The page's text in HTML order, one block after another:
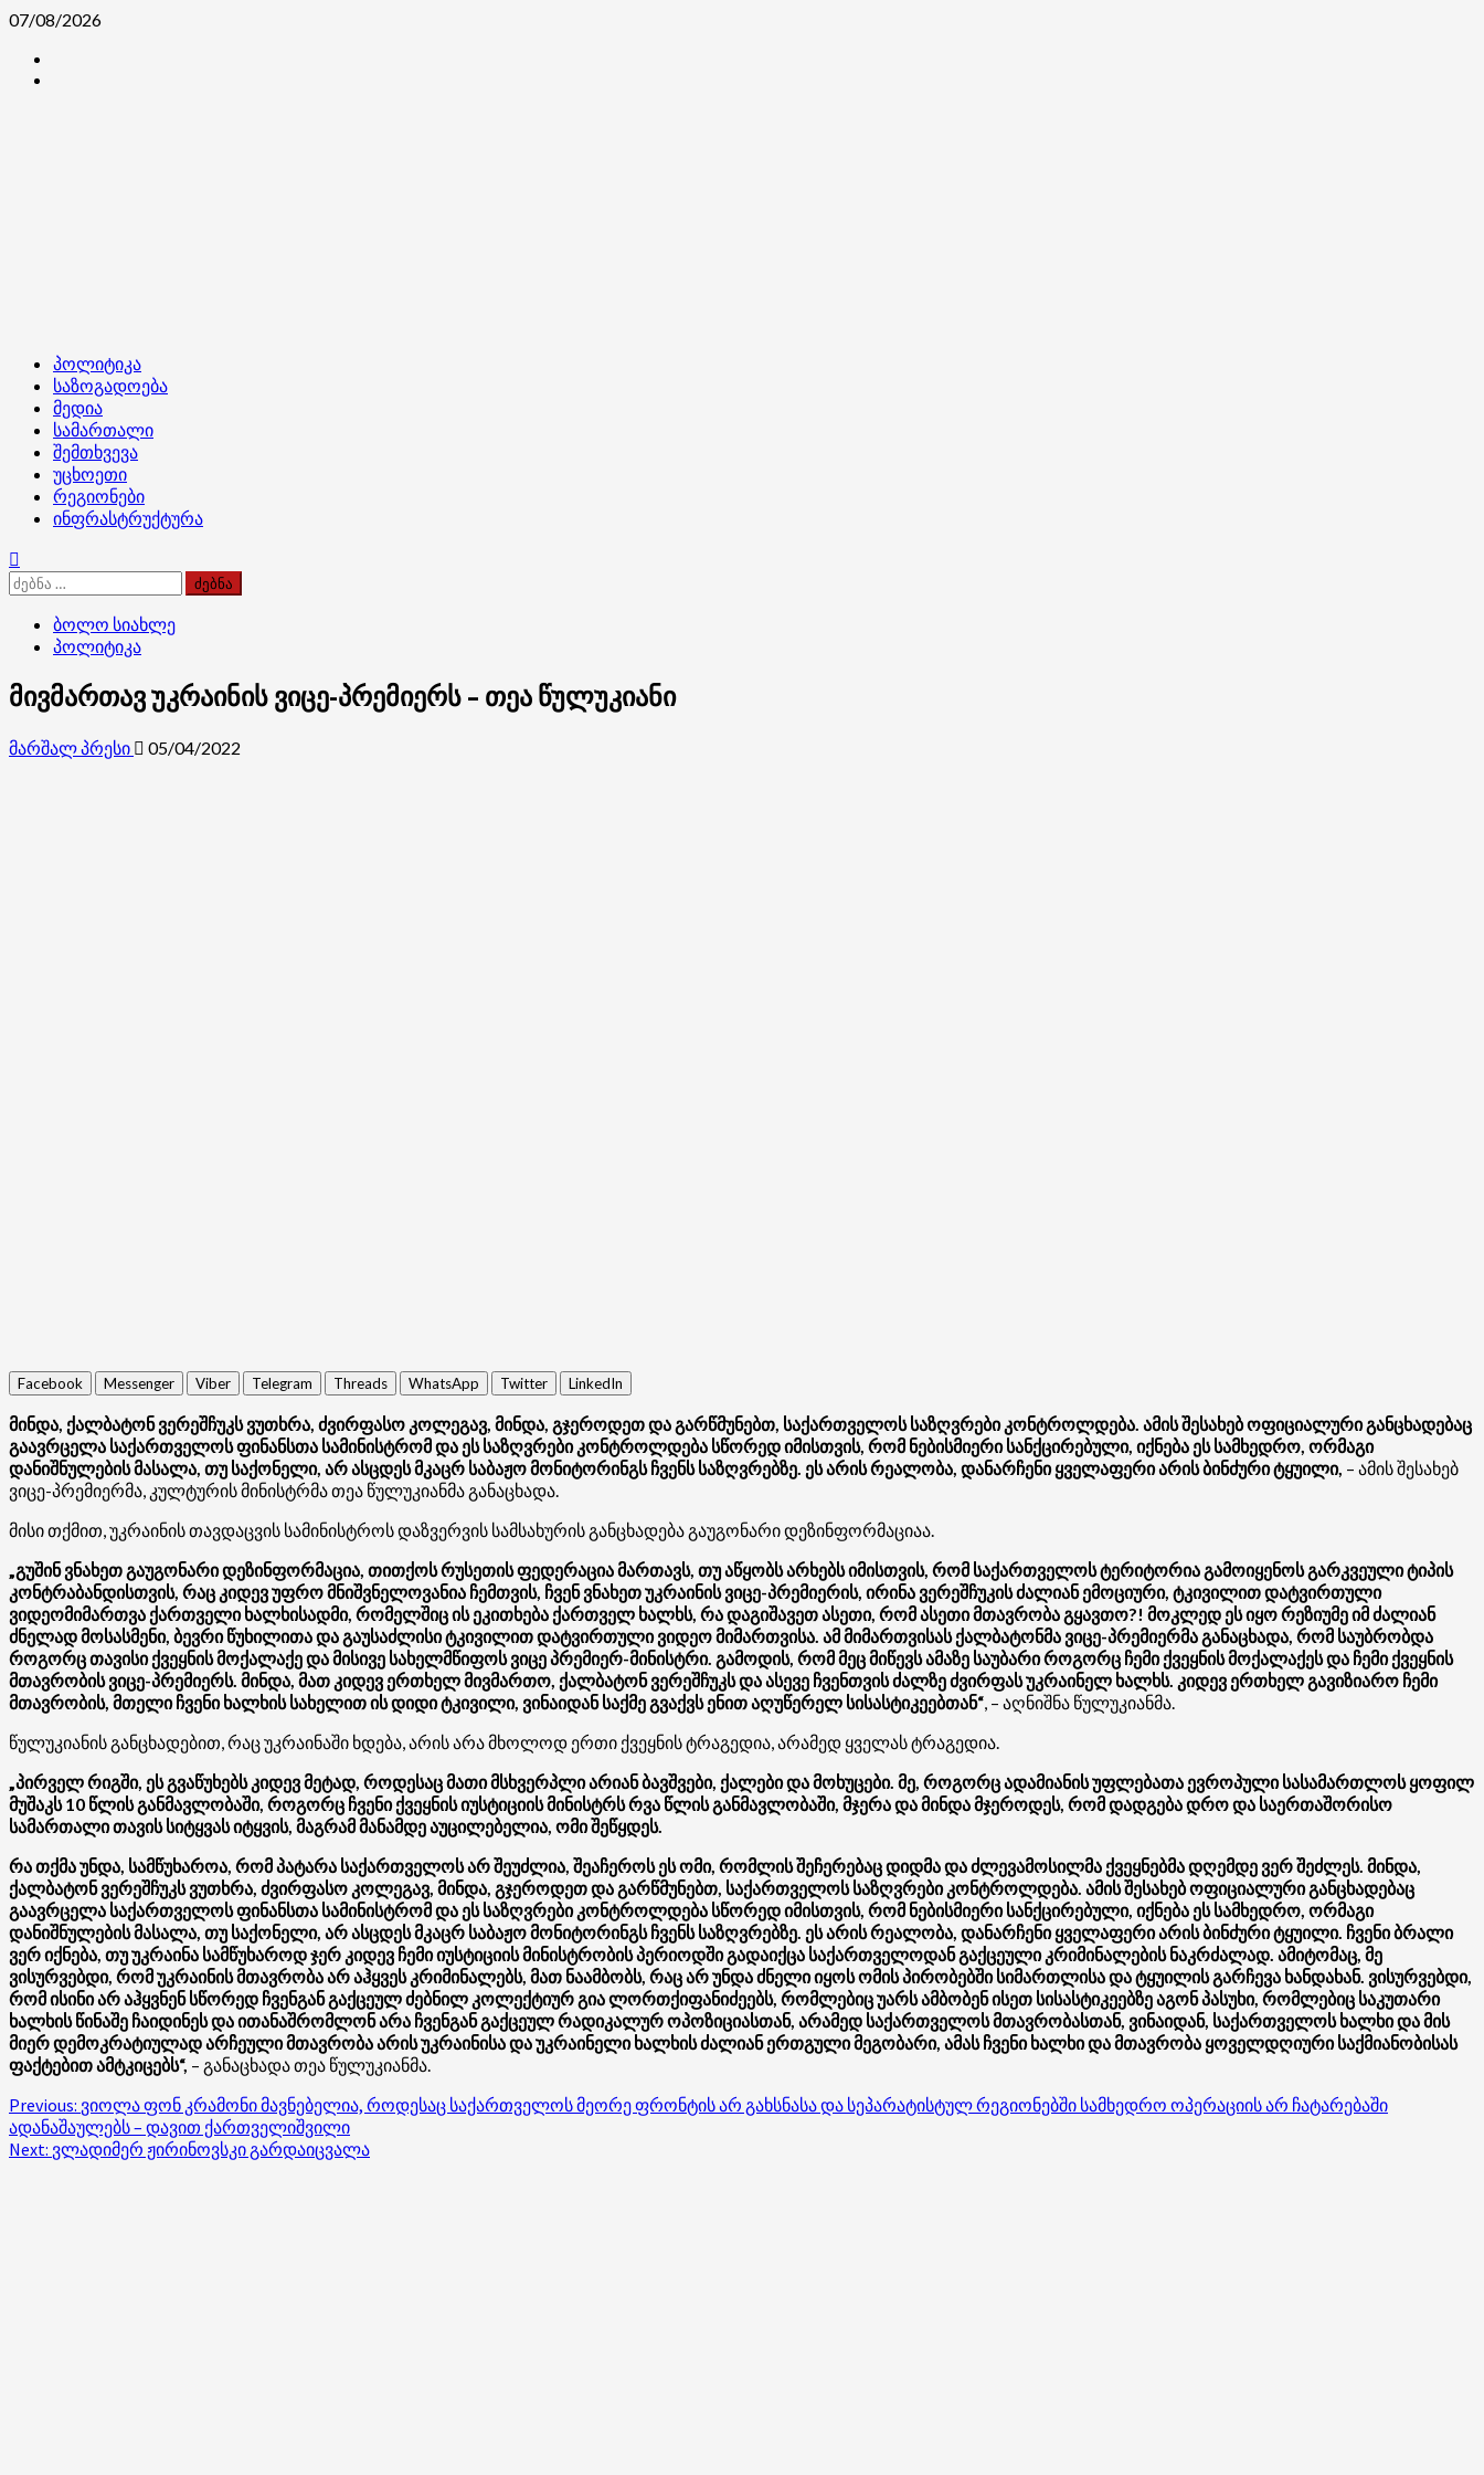
Skip
content
07/08/2026
Primary
Menu
პოლიტიკა
საზოგადოება
მედია
სამართალი
შემთხვევა
უცხოეთი
რეგიონები
ინფრასტრუქტურა
ძებნა:
ბოლო სიახლე
პოლიტიკა
მივმართავ უკრაინის ვიცე-პრემიერს – თეა წულუკიანი
მარშალ პრესი 05/04/2022
Facebook Messenger Viber Telegram Threads WhatsApp Twitter LinkedIn
მინდა, ქალბატონ ვერეშჩუკს ვუთხრა, ძვირფასო კოლეგავ, მინდა, გჯეროდეთ და გარწმუნებთ, საქართველოს საზღვრები კონტროლდება. ამის შესახებ ოფიციალური განცხადებაც
გაავრცელა საქართველოს ფინანსთა სამინისტრომ და ეს საზღვრები კონტროლდება სწორედ იმისთვის, რომ ნებისმიერი სანქცირებული, იქნება ეს სამხედრო, ორმაგი
დანიშნულების მასალა, თუ საქონელი, არ ასცდეს მკაცრ საბაჟო მონიტორინგს ჩვენს საზღვრებზე. ეს არის რეალობა, დანარჩენი ყველაფერი არის ბინძური ტყუილი, – ამის შესახებ
ვიცე-პრემიერმა, კულტურის მინისტრმა თეა წულუკიანმა განაცხადა.
მისი თქმით, უკრაინის თავდაცვის სამინისტროს დაზვერვის სამსახურის განცხადება გაუგონარი დეზინფორმაციაა.
„გუშინ ვნახეთ გაუგონარი დეზინფორმაცია, თითქოს რუსეთის ფედერაცია მართავს, თუ აწყობს არხებს იმისთვის, რომ საქართველოს ტერიტორია გამოიყენოს გარკვეული ტიპის
კონტრაბანდისთვის, რაც კიდევ უფრო მნიშვნელოვანია ჩემთვის, ჩვენ ვნახეთ უკრაინის ვიცე-პრემიერის, ირინა ვერეშჩუკის ძალიან ემოციური, ტკივილით დატვირთული
ვიდეომიმართვა ქართველი ხალხისადმი, რომელშიც ის ეკითხება ქართველ ხალხს, რა დაგიშავეთ ასეთი, რომ ასეთი მთავრობა გყავთო?! მოკლედ ეს იყო რეზიუმე იმ ძალიან
ძნელად მოსასმენი, ბევრი წუხილითა და გაუსაძლისი ტკივილით დატვირთული ვიდეო მიმართვისა. ამ მიმართვისას ქალბატონმა ვიცე-პრემიერმა განაცხადა, რომ საუბრობდა
როგორც თავისი ქვეყნის მოქალაქე და მისივე სახელმწიფოს ვიცე პრემიერ-მინისტრი. გამოდის, რომ მეც მიწევს ამაზე საუბარი როგორც ჩემი ქვეყნის მოქალაქეს და ჩემი ქვეყნის
მთავრობის ვიცე-პრემიერს. მინდა, მათ კიდევ ერთხელ მივმართო, ქალბატონ ვერეშჩუკს და ასევე ჩვენთვის ძალზე ძვირფას უკრაინელ ხალხს. კიდევ ერთხელ გავიზიარო ჩემი
მთავრობის, მთელი ჩვენი ხალხის სახელით ის დიდი ტკივილი, ვინაიდან საქმე გვაქვს ენით აღუწერელ სისასტიკეებთან“, – აღნიშნა წულუკიანმა.
წულუკიანის განცხადებით, რაც უკრაინაში ხდება, არის არა მხოლოდ ერთი ქვეყნის ტრაგედია, არამედ ყველას ტრაგედია.
„პირველ რიგში, ეს გვაწუხებს კიდევ მეტად, როდესაც მათი მსხვერპლი არიან ბავშვები, ქალები და მოხუცები. მე, როგორც ადამიანის უფლებათა ევროპული სასამართლოს ყოფილ
მუშაკს 10 წლის განმავლობაში, როგორც ჩვენი ქვეყნის იუსტიციის მინისტრს რვა წლის განმავლობაში, მჯერა და მინდა მჯეროდეს, რომ დადგება დრო და საერთაშორისო
სამართალი თავის სიტყვას იტყვის, მაგრამ მანამდე აუცილებელია, ომი შეწყდეს.
რა თქმა უნდა, სამწუხაროა, რომ პატარა საქართველოს არ შეუძლია, შეაჩეროს ეს ომი, რომლის შეჩერებაც დიდმა და ძლევამოსილმა ქვეყნებმა დღემდე ვერ შეძლეს. მინდა,
ქალბატონ ვერეშჩუკს ვუთხრა, ძვირფასო კოლეგავ, მინდა, გჯეროდეთ და გარწმუნებთ, საქართველოს საზღვრები კონტროლდება. ამის შესახებ ოფიციალური განცხადებაც
გაავრცელა საქართველოს ფინანსთა სამინისტრომ და ეს საზღვრები კონტროლდება სწორედ იმისთვის, რომ ნებისმიერი სანქცირებული, იქნება ეს სამხედრო, ორმაგი
დანიშნულების მასალა, თუ საქონელი, არ ასცდეს მკაცრ საბაჟო მონიტორინგს ჩვენს საზღვრებზე. ეს არის რეალობა, დანარჩენი ყველაფერი არის ბინძური ტყუილი. ჩვენი ბრალი
ვერ იქნება, თუ უკრაინა სამწუხაროდ ჯერ კიდევ ჩემი იუსტიციის მინისტრობის პერიოდში გადაიქცა საქართველოდან გაქცეული კრიმინალების ნაკრძალად. ამიტომაც, მე
ვისურვებდი, რომ უკრაინის მთავრობა არ აჰყვეს კრიმინალებს, მათ ნაამბობს, რაც არ უნდა ძნელი იყოს ომის პირობებში სიმართლისა და ტყუილის გარჩევა ხანდახან. ვისურვებდი,
რომ ისინი არ აჰყვნენ სწორედ ჩვენგან გაქცეულ ძებნილ კოლექტიურ გია ლორთქიფანიძეებს, რომლებიც უარს ამბობენ ისეთ სისასტიკეებზე აგონ პასუხი, რომლებიც საკუთარი
ხალხის წინაშე ჩაიდინეს და ითანაშრომლონ არა ჩვენგან გაქცეულ რადიკალურ ოპოზიციასთან, არამედ საქართველოს მთავრობასთან, ვინაიდან, საქართველოს ხალხი და მის
მიერ დემოკრატიულად არჩეული მთავრობა არის უკრაინისა და უკრაინელი ხალხის ძალიან ერთგული მეგობარი, ამას ჩვენი ხალხი და მთავრობა ყოველდღიური საქმიანობისას
ფაქტებით ამტკიცებს“, – განაცხადა თეა წულუკიანმა.
Post
navigation
Previous: ვიოლა ფონ კრამონი მავნებელია, როდესაც საქართველოს მეორე ფრონტის არ გახსნასა და სეპარატისტულ რეგიონებში სამხედრო ოპერაციის არ ჩატარებაში
ადანაშაულებს – დავით ქართველიშვილი
Next: ვლადიმერ ჟირინოვსკი გარდაიცვალა